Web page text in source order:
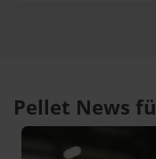
Pellet News